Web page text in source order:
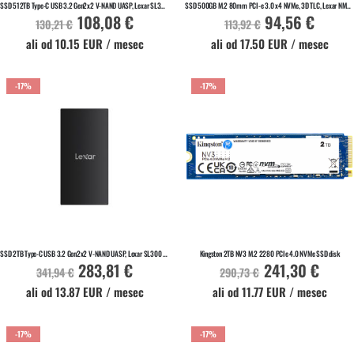
SSD 512TB Type-C USB 3.2 Gen2x2 V-NAND UASP, Lexar SL300 (LSL300512G-RNBNG)
130,21 € Akcijska
cena
108,08 €
ali od 10.15 EUR / mesec
SSD 500GB M.2 80mm PCI-e 3.0 x4 NVMe, 3D TLC, Lexar NM610 PRO (LNM610P500G-RNNNG)
113,92 € Akcijska
cena
94,56 €
ali od 17.50 EUR / mesec
-17%
V KOŠARICO
SSD 2TB Type-C USB 3.2 Gen2x2 V-NAND UASP, Lexar SL300 (LSL300002T-RNBNG)
341,94 € Akcijska
cena
283,81 €
ali od 13.87 EUR / mesec
-17%
Kingston 2TB NV3 M.2 2280 PCIe 4.0 NVMe SSD disk
290,73 € Akcijska
cena
241,30 €
ali od 11.77 EUR / mesec
-17% -17%